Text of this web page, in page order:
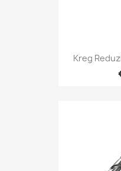
Kreg